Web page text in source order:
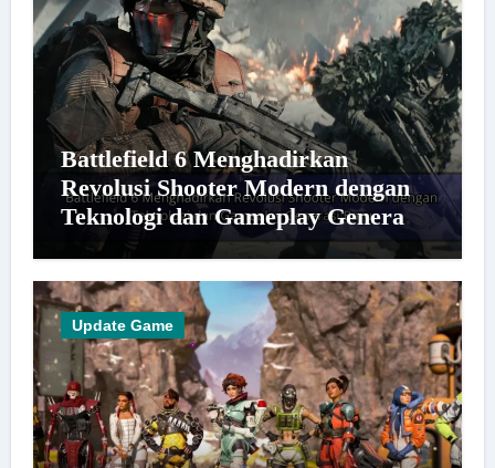
Battlefield 6 Menghadirkan
Revolusi Shooter Modern dengan
Teknologi dan Gameplay Generasi
Baru
Update Game